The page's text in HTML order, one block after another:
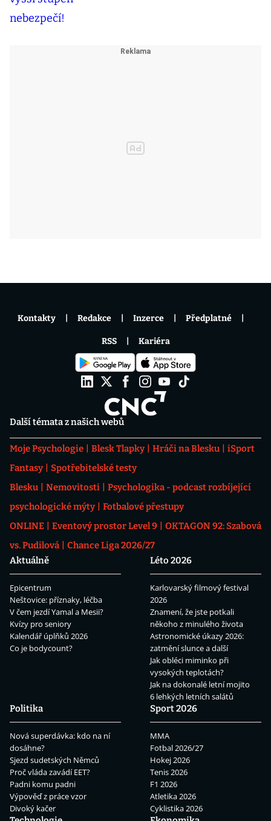
Další témata z našich webů
Moje Psychologie Blesk Tlapky Hráči na Blesku
iSport
Fantasy
Spotřebitelské testy
Blesku
Nemovitosti
Psychologika - podcast rozbíjející
psychologické mýty
Fotbalové přestupy
ONLINE
Eventový prostor Level 9
OKTAGON 92: Szabová
vs. Pudilová
Chance Liga 2026/27
Aktuálně
Epicentrum
Neštovice: příznaky, léčba
V čem jezdí Yamal a Mesii?
Kvízy pro seniory
Kalendář úplňků 2026
Co je bodycount?
Léto 2026
Karlovarský filmový festival
2026
Znamení, že jste potkali
někoho z minulého života
Astronomické úkazy 2026:
zatmění slunce a další
Jak obléci miminko při
vysokých teplotách?
Jak na dokonalé letní mojito
6 lehkých letních salátů
Politika
Nová superdávka: kdo na ní
dosáhne?
Sjezd sudetských Němců
Proč vláda zavádí EET?
Padni komu padni
Výpověď z práce vzor
Divoký kačer
Sport 2026
MMA
Fotbal 2026/27
Hokej 2026
Tenis 2026
F1 2026
Atletika 2026
Cyklistika 2026
Kontakty Redakce Inzerce Předplatné
RSS Kariéra